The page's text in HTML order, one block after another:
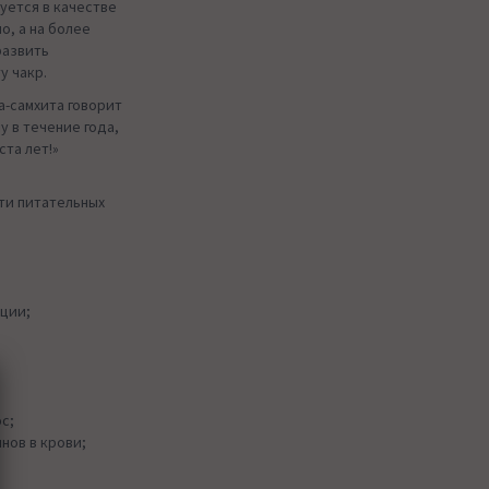
в качестве
а на более
чакр.
говорит
в течение года,
лет!»
питательных
в крови;